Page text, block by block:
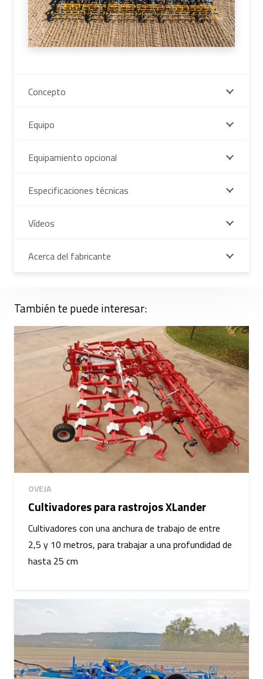
Concepto
Equipo
Equipamiento opcional
Especificaciones técnicas
Vídeos
Acerca del fabricante
También te puede interesar:
OVEJA
Cultivadores para rastrojos XLander
Cultivadores con una anchura de trabajo de entre
2,5 y 10 metros, para trabajar a una profundidad de
hasta 25 cm